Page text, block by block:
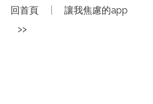
回首頁
讓我焦慮的app
>>